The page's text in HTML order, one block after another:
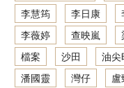
李慧筠
李日康
李薇婷
查映嵐
檔案
沙田 油尖
潘國靈
灣仔